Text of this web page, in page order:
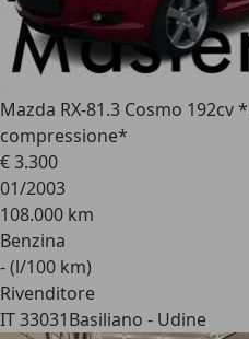
Mazda RX-81.3 Cosmo 192cv
compressione*
€ 3.300
01/2003
108.000 km
Benzina
- (l/100 km)
Rivenditore
IT 33031Basiliano - Udine